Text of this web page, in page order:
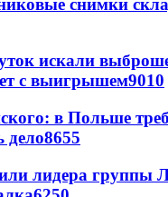
искали
с выигрышем9010
в Польше
дело8655
лидера группы